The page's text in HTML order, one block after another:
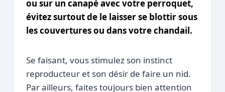
ou sur un canapé avec votre perroquet,
évitez surtout de le laisser se blottir sous
les couvertures ou dans votre chandail.
Se faisant, vous stimulez son instinct
reproducteur et son désir de faire un nid.
Par ailleurs, faites toujours bien attention